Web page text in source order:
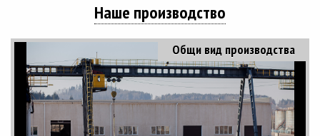
Наше производство
Общи вид производства